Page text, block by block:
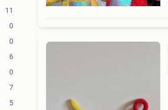
11
0
0
6
0
7
5